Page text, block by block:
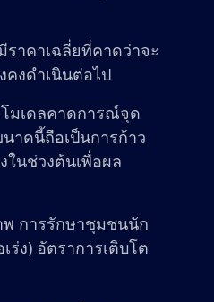
าคาเฉลี่ยที่คาดว่าจะ
งดำเนินต่อไป
มเดลคาดการณ์จุด
าดนี้ถือเป็นการก้าว
ในช่วงต้นเพื่อผล
พ การรักษาชุมชนนัก
ง) อัตราการเติบโต